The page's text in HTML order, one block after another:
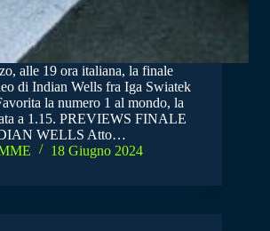
alle 19 ora italiana, la finale
di Indian Wells fra Iga Swiatek
la numero 1 al mondo, la
a 1.15. PREVIEWS FINALE
WELLS Atto…
18 Giugno 2024